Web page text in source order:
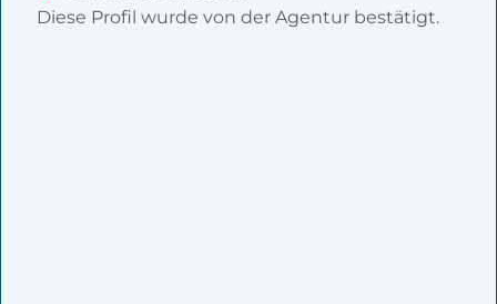
Diese Profil wurde von der Agentur bestätigt.